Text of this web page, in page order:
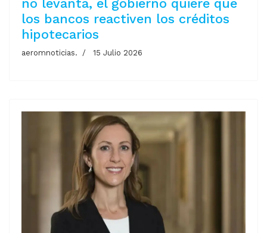
no levanta, el gobierno quiere que
los bancos reactiven los créditos
hipotecarios
aeromnoticias. 15 Julio 2026